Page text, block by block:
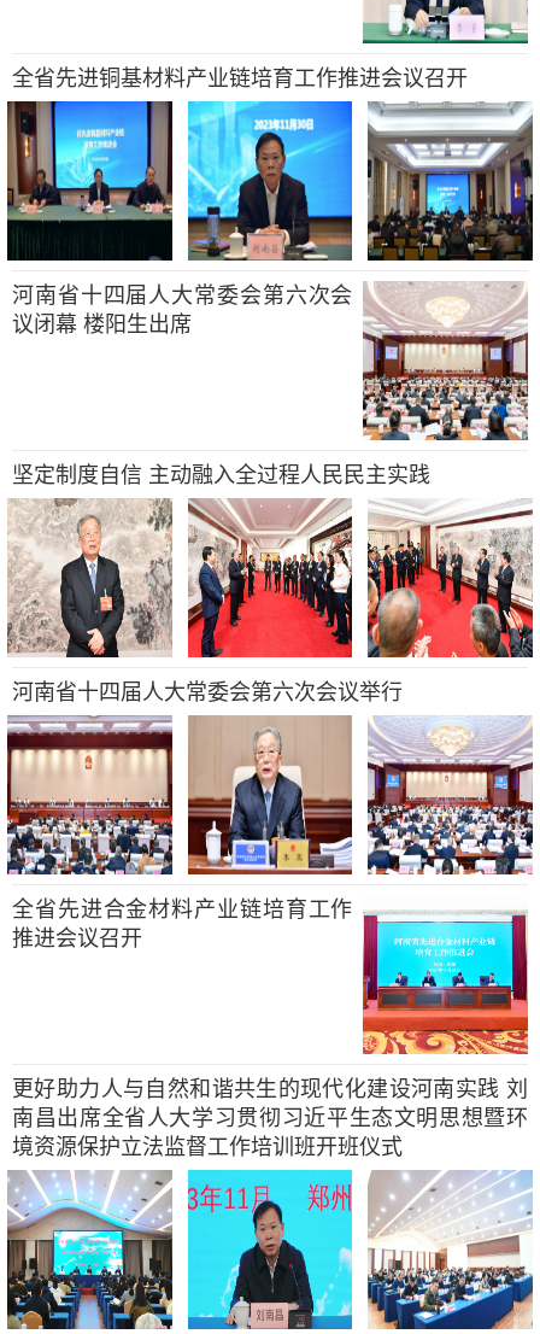
全省先进铜基材料产业链培育工作推进会议召开
河南省十四届人大常委会第六次会
议闭幕 楼阳生出席
坚定制度自信 主动融入全过程人民民主实践
河南省十四届人大常委会第六次会议举行
全省先进合金材料产业链培育工作
推进会议召开
更好助力人与自然和谐共生的现代化建设河南实践 刘
南昌出席全省人大学习贯彻习近平生态文明思想暨环
境资源保护立法监督工作培训班开班仪式